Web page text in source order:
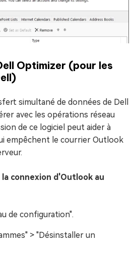
Optimizer (pour les
simultané de données de Dell
avec les opérations réseau
de ce logiciel peut aider à
empêchent le courrier Outlook
connexion d'Outlook au
de configuration".
> "Désinstaller un